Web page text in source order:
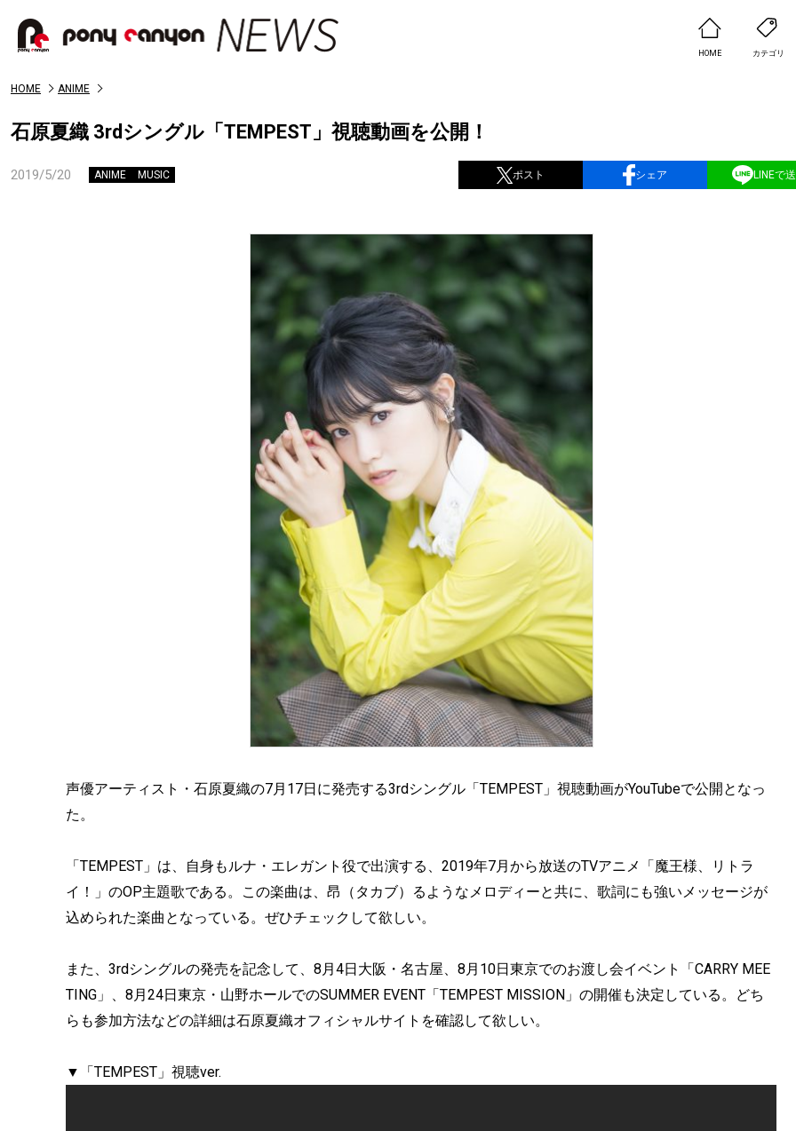
HOME カテゴリ
HOME ANIME
石原夏織 3rdシングル「TEMPEST」視聴動画を公開！
2019/5/20 ANIME MUSIC ポスト シェア LINEで
声優アーティスト・石原夏織の7月17日に発売する3rdシングル「TEMPEST」視聴動画がYouTubeで公開となっ
た。
「TEMPEST」は、自身もルナ・エレガント役で出演する、2019年7月から放送のTVアニメ「魔王様、リトラ
イ！」のOP主題歌である。この楽曲は、昂（タカブ）るようなメロディーと共に、歌詞にも強いメッセージが
込められた楽曲となっている。ぜひチェックして欲しい。
また、3rdシングルの発売を記念して、8月4日大阪・名古屋、8月10日東京でのお渡し会イベント「CARRY MEE
TING」、8月24日東京・山野ホールでのSUMMER EVENT「TEMPEST MISSION」の開催も決定している。どち
らも参加方法などの詳細は石原夏織オフィシャルサイトを確認して欲しい。
▼「TEMPEST」視聴ver.